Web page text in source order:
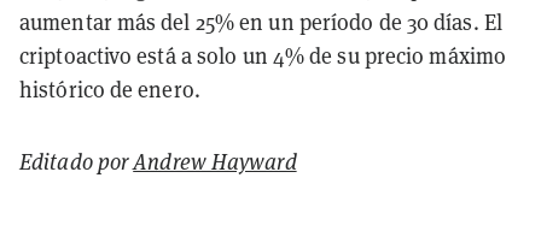
aumentar más del 25% en un período de 30 días. El
criptoactivo está a solo un 4% de su precio máximo
histórico de enero.
Editado porAndrew Hayward